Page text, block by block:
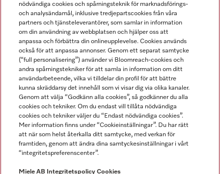
Miele AB
Allmänna villkor
Användarvillkor
Miele tillgänglighetsförklaring
Lagen om digitala tjänster
Miele på LinkedIn
Miele på Facebook
Miele på Instagram
Miele på Youtube
nödvändiga cookies och spårningsteknik för marknadsförings-
och analysändamål, inklusive tredjepartscookies från våra
partners och tjänsteleverantörer, som samlar in information
om din användning av webbplatsen och hjälper oss att
anpassa och förbättra din onlineupplevelse. Cookies används
också för att anpassa annonser. Genom ett separat samtycke
(“full personalisering”) använder vi Bloomreach-cookies och
andra spårningstekniker för att samla in information om ditt
användarbeteende, vilka vi tilldelar din profil för att bättre
kunna skräddarsy det innehåll som vi visar dig via olika kanaler.
Genom att välja “Godkänn alla cookies”, så godkänner du alla
cookies och tekniker. Om du endast vill tillåta nödvändiga
cookies och tekniker väljer du “Endast nödvändiga cookies”.
Mer information finns under “Cookieinställningar”. Du har rätt
att när som helst återkalla ditt samtycke, med verkan för
framtiden, genom att ändra dina samtyckesinställningar i vårt
“integritetspreferenscenter”.
Miele AB Integritetspolicy Cookies